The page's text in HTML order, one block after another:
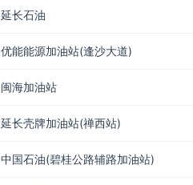
延长石油
优能能源加油站(逢沙大道)
闽海加油站
延长壳牌加油站(禅西站)
中国石油(碧桂公路辅路加油站)